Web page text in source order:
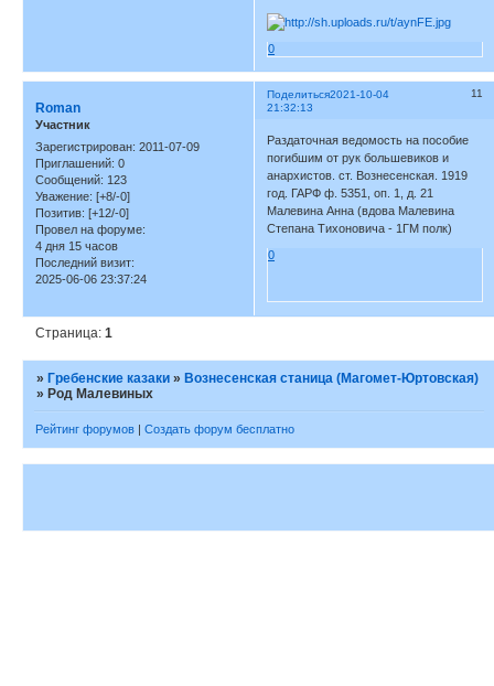
0
Поделиться 11
2021-10-04
21:32:13
Roman
Участник
Зарегистрирован: 2011-07-09
Приглашений: 0
Сообщений: 123
Уважение: [+8/-0]
Позитив: [+12/-0]
Провел на форуме:
4 дня 15 часов
Последний визит:
2025-06-06 23:37:24
Раздаточная ведомость на пособие
погибшим от рук большевиков и
анархистов. ст. Вознесенская. 1919
год. ГАРФ ф. 5351, оп. 1, д. 21
Малевина Анна (вдова Малевина
Степана Тихоновича - 1ГМ полк)
0
Страница:1
» Гребенские казаки » Вознесенская станица (Магомет-Юртовская)
» Род Малевиных
Рейтинг форумов | Создать форум бесплатно